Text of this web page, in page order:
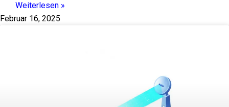
Weiterlesen »
Februar 16, 2025